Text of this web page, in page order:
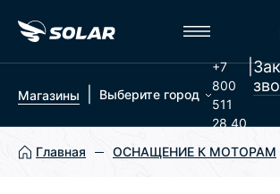
Магазины Выберите город
+7
800
511
28 40
|
Главная ОСНАЩЕНИЕ К МОТОРАМ